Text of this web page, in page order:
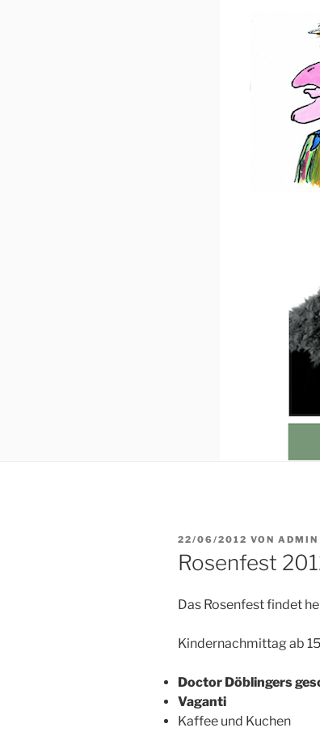
VERÖFFENTLICHT
AM
22/06/2012 VON ADMIN
Rosenfest
Das Rosenfest findet
Kindernachmittag ab
Doctor Döblingers
Vaganti
Kaffee und Kuchen